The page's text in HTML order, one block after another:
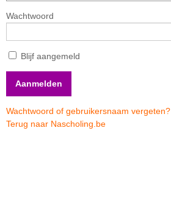
Wachtwoord
Blijf aangemeld
Wachtwoord of gebruikersnaam vergeten?
Terug naar Nascholing.be